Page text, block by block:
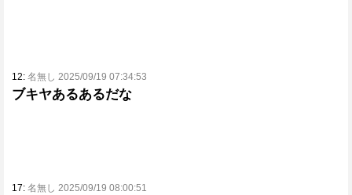
12: 名無し 2025/09/19 07:34:53
ブキヤあるあるだな
17: 名無し 2025/09/19 08:00:51